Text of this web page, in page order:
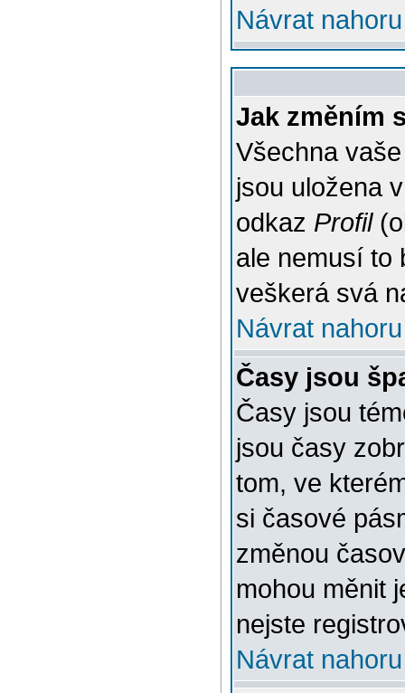
Návrat nahoru
Jak změním
Všechna
jsou uložena
odkaz Profil
ale nemusí to
veškerá svá
Návrat nahoru
Časy jsou
Časy jsou
jsou časy
tom, ve
si časové
změnou
mohou měnit
nejste
Návrat nahoru